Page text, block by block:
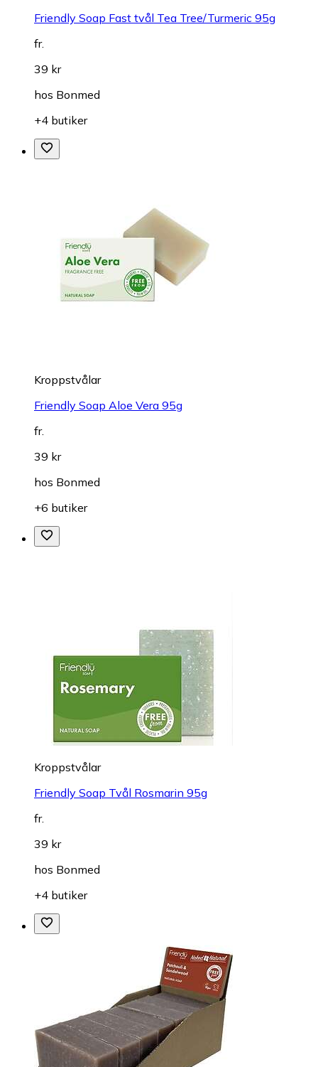
Friendly Soap Fast tvål Tea Tree/Turmeric 95g
fr.
39 kr
hos Bonmed
+4 butiker
Kroppstvålar
Friendly Soap Aloe Vera 95g
fr.
39 kr
hos Bonmed
+6 butiker
Kroppstvålar
Friendly Soap Tvål Rosmarin 95g
fr.
39 kr
hos Bonmed
+4 butiker